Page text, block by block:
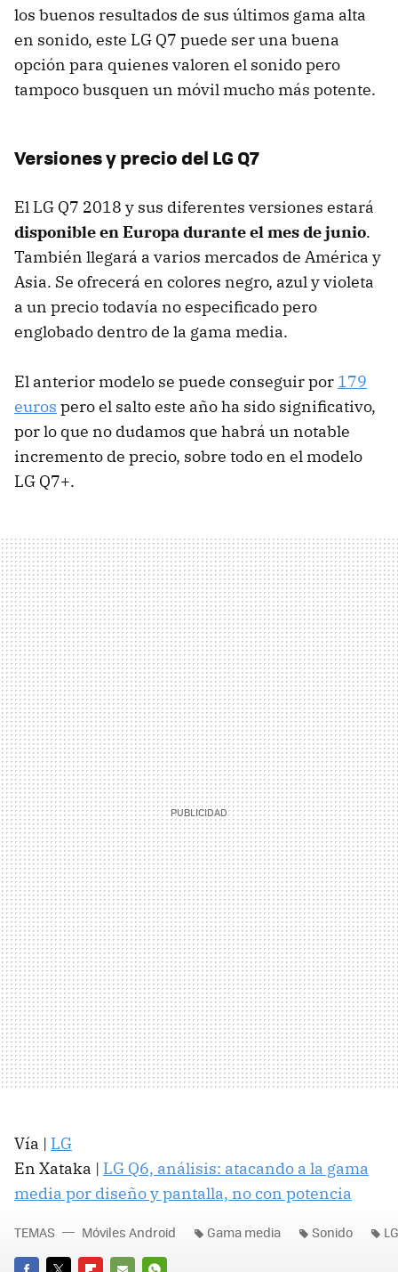
los buenos resultados de sus últimos gama alta
en sonido, este LG Q7 puede ser una buena
opción para quienes valoren el sonido pero
tampoco busquen un móvil mucho más potente.
Versiones y precio del LG Q7
El LG Q7 2018 y sus diferentes versiones estará
disponible en Europa durante el mes de junio.
También llegará a varios mercados de América y
Asia. Se ofrecerá en colores negro, azul y violeta
a un precio todavía no especificado pero
englobado dentro de la gama media.
El anterior modelo se puede conseguir por 179
euros pero el salto este año ha sido significativo,
por lo que no dudamos que habrá un notable
incremento de precio, sobre todo en el modelo
LG Q7+.
Vía | LG
En Xataka | LG Q6, análisis: atacando a la gama
media por diseño y pantalla, no con potencia
TEMAS Móviles Android Gama media Sonido LG